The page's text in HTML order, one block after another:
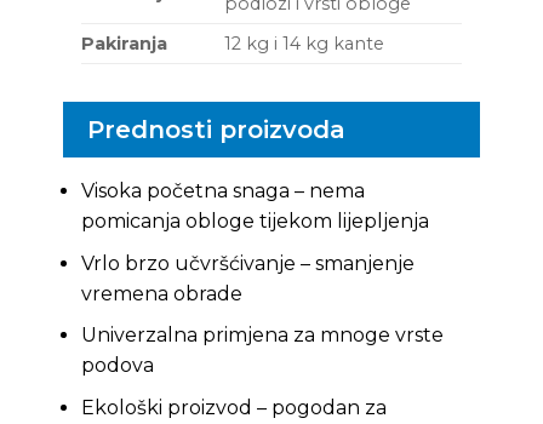
Pakiranja
12 kg i 14 kg kante
Prednosti proizvoda
Visoka početna snaga – nema
pomicanja obloge tijekom lijepljenja
Vrlo brzo učvršćivanje – smanjenje
vremena obrade
Univerzalna primjena za mnoge vrste
podova
Ekološki proizvod – pogodan za